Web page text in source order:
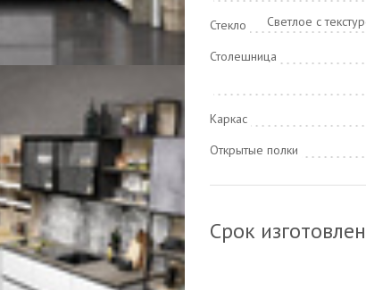
Стекло Светлое с
Столешница
Каркас
Открытые полки
Срок